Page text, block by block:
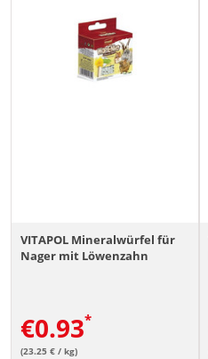
VITAPOL Mineralwürfel für
Nager mit Löwenzahn
€0.93
(23.25 € / kg)